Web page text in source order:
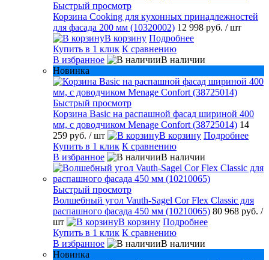
Быстрый просмотр
Корзина Cooking для кухонных принадлежностей
для фасада 200 мм (10320002) 12 998 руб. / шт
В корзину Подробнее
Купить в 1 клик К сравнению
В избранное
В наличии
Новинка
Быстрый просмотр
Корзина Basic на распашной фасад шириной 400
мм, с доводчиком Menage Confort (38725014) 14
259 руб. / шт В корзину Подробнее
Купить в 1 клик К сравнению
В избранное
В наличии
Быстрый просмотр
Волшебный угол Vauth-Sagel Cor Flex Classic для
распашного фасада 450 мм (10210065) 80 968 руб. /
шт
В корзину Подробнее
Купить в 1 клик К сравнению
В избранное
В наличии
Новинка